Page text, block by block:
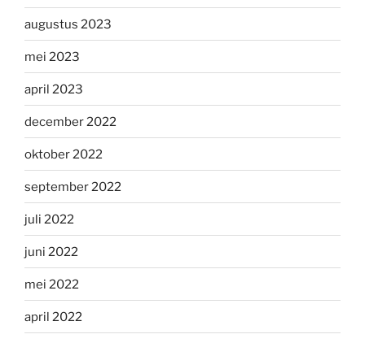
augustus 2023
mei 2023
april 2023
december 2022
oktober 2022
september 2022
juli 2022
juni 2022
mei 2022
april 2022